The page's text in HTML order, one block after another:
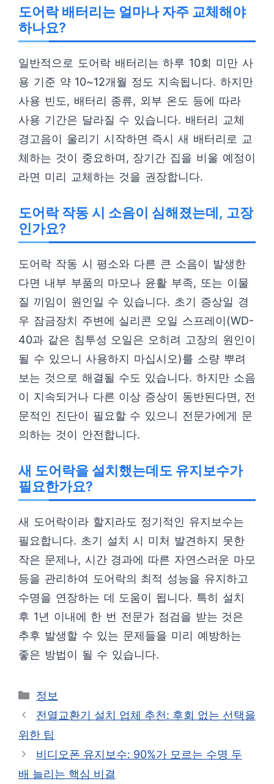
도어락 배터리는 얼마나 자주 교체해야
하나요?
일반적으로 도어락 배터리는 하루 10회 미만 사
용 기준 약 10~12개월 정도 지속됩니다. 하지만
사용 빈도, 배터리 종류, 외부 온도 등에 따라
사용 기간은 달라질 수 있습니다. 배터리 교체
경고음이 울리기 시작하면 즉시 새 배터리로 교
체하는 것이 중요하며, 장기간 집을 비울 예정이
라면 미리 교체하는 것을 권장합니다.
도어락 작동 시 소음이 심해졌는데, 고장
인가요?
도어락 작동 시 평소와 다른 큰 소음이 발생한
다면 내부 부품의 마모나 윤활 부족, 또는 이물
질 끼임이 원인일 수 있습니다. 초기 증상일 경
우 잠금장치 주변에 실리콘 오일 스프레이(WD-
40과 같은 침투성 오일은 오히려 고장의 원인이
될 수 있으니 사용하지 마십시오)를 소량 뿌려
보는 것으로 해결될 수도 있습니다. 하지만 소음
이 지속되거나 다른 이상 증상이 동반된다면, 전
문적인 진단이 필요할 수 있으니 전문가에게 문
의하는 것이 안전합니다.
새 도어락을 설치했는데도 유지보수가
필요한가요?
새 도어락이라 할지라도 정기적인 유지보수는
필요합니다. 초기 설치 시 미처 발견하지 못한
작은 문제나, 시간 경과에 따른 자연스러운 마모
등을 관리하여 도어락의 최적 성능을 유지하고
수명을 연장하는 데 도움이 됩니다. 특히 설치
후 1년 이내에 한 번 전문가 점검을 받는 것은
추후 발생할 수 있는 문제들을 미리 예방하는
좋은 방법이 될 수 있습니다.
카
테
리
정보
전열교환기 설치 업체 추천: 후회 없는 선택을
위한 팁
비디오폰 유지보수: 90%가 모르는 수명 두
배 늘리는 핵심 비결